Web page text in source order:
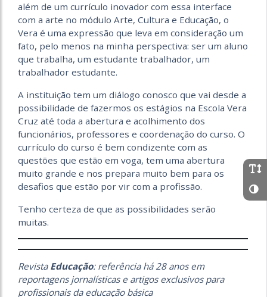
além de um currículo inovador com essa interface
com a arte no módulo Arte, Cultura e Educação, o
Vera é uma expressão que leva em consideração um
fato, pelo menos na minha perspectiva: ser um aluno
que trabalha, um estudante trabalhador, um
trabalhador estudante.
A instituição tem um diálogo conosco que vai desde a
possibilidade de fazermos os estágios na Escola Vera
Cruz até toda a abertura e acolhimento dos
funcionários, professores e coordenação do curso. O
currículo do curso é bem condizente com as
questões que estão em voga, tem uma abertura
muito grande e nos prepara muito bem para os
desafios que estão por vir com a profissão.
Tenho certeza de que as possibilidades serão
muitas.
Revista Educação: referência há 28 anos em
reportagens jornalísticas e artigos exclusivos para
profissionais da educação básica